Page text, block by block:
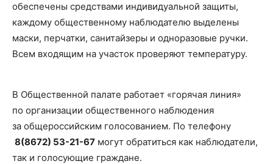
обеспечены средствами индивидуальной защиты,
каждому общественному наблюдателю выделены
маски, перчатки, санитайзеры и одноразовые ручки.
Всем входящим на участок проверяют температуру.
В Общественной палате работает «горячая линия»
по организации общественного наблюдения
за общероссийским голосованием. По телефону
8(8672) 53-21-67 могут обратиться как наблюдатели,
так и голосующие граждане.